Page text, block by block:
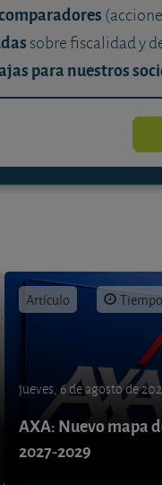
sobre fiscalidad y
para nuestros
Artículo
jueves, 6 de agosto de
AXA: Nuevo mapa
2027-2029